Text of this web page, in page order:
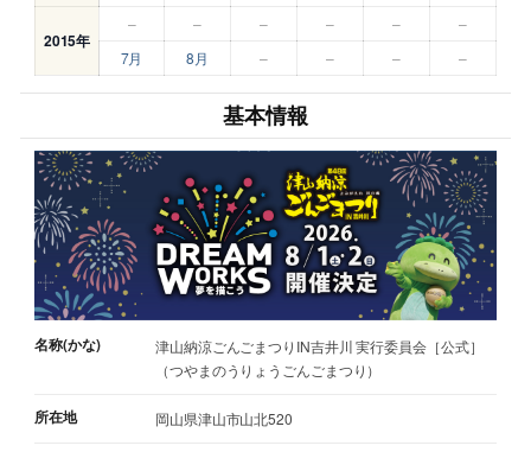
2015年
– – – – –
–
7月
8月 – – – –
基本情報
名称(かな)
津山納涼ごんごまつりIN吉井川 実行委員会［公式］
（つやまのうりょうごんごまつり）
所在地 岡山県津山市山北520